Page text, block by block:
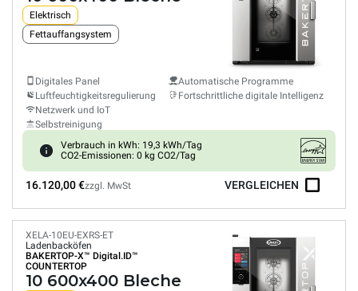
Elektrisch
Fettauffangsystem
Digitales Panel
Luftfeuchtigkeitsregulierung
Netzwerk und IoT
Selbstreinigung
Automatische Programme
Fortschrittliche digitale Intelligenz
Verbrauch in kWh: 19,3 kWh/Tag
CO2-Emissionen: 0 kg CO2/Tag
16.120,00 €zzgl. MwSt VERGLEICHEN
XELA-10EU-EXRS-ET
Ladenbacköfen
BAKERTOP-X™ Digital.ID™
COUNTERTOP
10 600x400 Bleche